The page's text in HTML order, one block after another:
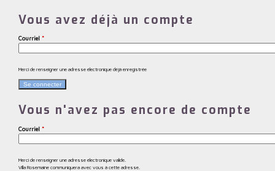
Vous avez déjà un compte
Courriel *
Merci de renseigner une adresse électronique déjà enregistrée
Vous n'avez pas encore de compte
Courriel *
Merci de renseigner une adresse électronique valide.
Villa Rosemaine communiquera avec vous à cette adresse.